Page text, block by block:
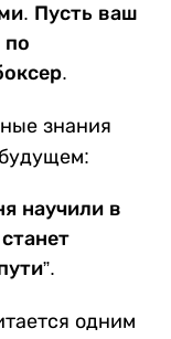
Пусть ваш
по
знания
научили в
одним